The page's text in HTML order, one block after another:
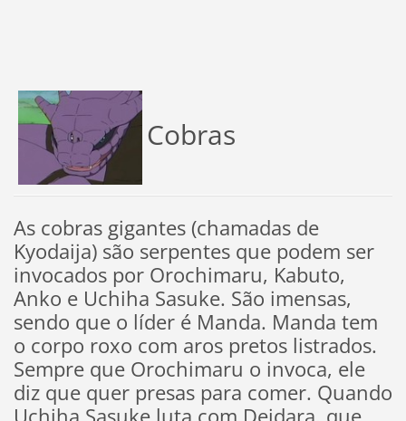
Cobras
As cobras gigantes (chamadas de
Kyodaija) são serpentes que podem ser
invocados por Orochimaru, Kabuto,
Anko e Uchiha Sasuke. São imensas,
sendo que o líder é Manda. Manda tem
o corpo roxo com aros pretos listrados.
Sempre que Orochimaru o invoca, ele
diz que quer presas para comer. Quando